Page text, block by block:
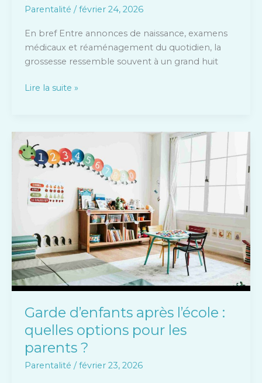
Parentalité /février 24, 2026
En bref Entre annonces de naissance, examens
médicaux et réaménagement du quotidien, la
grossesse ressemble souvent à un grand huit
?
Lire la suite »
Garde d’enfants après l’école :
quelles options pour les
parents ?
Parentalité /février 23, 2026
Garde
d’enfants
après
l’école
quelles
options
pour
les
parents
?